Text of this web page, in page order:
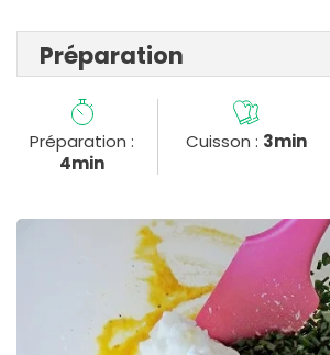
Préparation
Préparation :
4min
Cuisson : 3min